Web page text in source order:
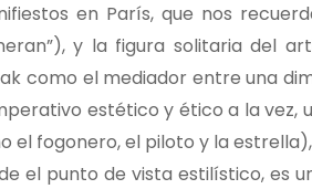
en París, que nos
y la figura solitaria del
como el mediador entre una
estético y ético a la vez,
el fogonero, el piloto y la
el punto de vista estilístico, es